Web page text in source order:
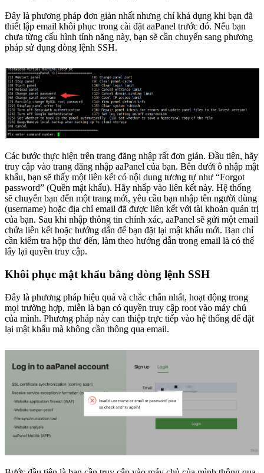
Đây là phương pháp đơn giản nhất nhưng chỉ khả dụng khi bạn đã
thiết lập email khôi phục trong cài đặt aaPanel trước đó. Nếu bạn
chưa từng cấu hình tính năng này, bạn sẽ cần chuyển sang phương
pháp sử dụng dòng lệnh SSH.
Các bước thực hiện trên trang đăng nhập rất đơn giản. Đầu tiên, hãy
truy cập vào trang đăng nhập aaPanel của bạn. Bên dưới ô nhập mật
khẩu, bạn sẽ thấy một liên kết có nội dung tương tự như “Forgot
password” (Quên mật khẩu). Hãy nhấp vào liên kết này. Hệ thống
sẽ chuyển bạn đến một trang mới, yêu cầu bạn nhập tên người dùng
(username) hoặc địa chỉ email đã được liên kết với tài khoản quản trị
của bạn. Sau khi nhập thông tin chính xác, aaPanel sẽ gửi một email
chứa liên kết hoặc hướng dẫn để bạn đặt lại mật khẩu mới. Bạn chỉ
cần kiểm tra hộp thư đến, làm theo hướng dẫn trong email là có thể
lấy lại quyền truy cập.
Khôi phục mật khẩu bằng dòng lệnh SSH
Đây là phương pháp hiệu quả và chắc chắn nhất, hoạt động trong
mọi trường hợp, miễn là bạn có quyền truy cập root vào máy chủ
của mình. Phương pháp này can thiệp trực tiếp vào hệ thống để đặt
lại mật khẩu mà không cần thông qua email.